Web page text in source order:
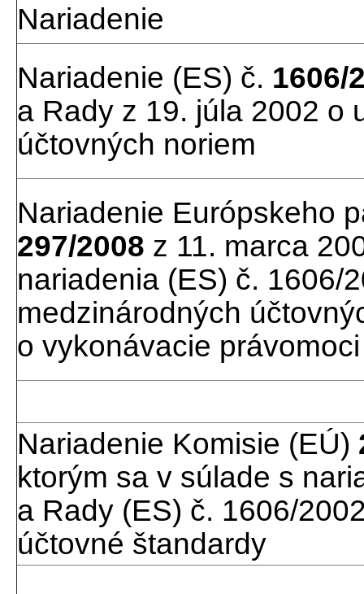
Nariadenie
Nariadenie (ES) č. 1606/
a Rady z 19. júla 2002 o
účtovných noriem
Nariadenie Európskeho
297/2008 z 11. marca
nariadenia (ES) č. 1606/
medzinárodných
o vykonávacie
Nariadenie Komisie (EÚ)
ktorým sa v súlade s
a Rady (ES) č. 1606/
účtovné štandardy